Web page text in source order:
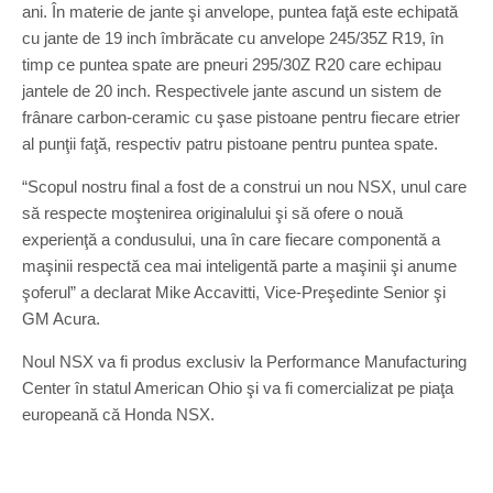
ani. În materie de jante şi anvelope, puntea faţă este echipată
cu jante de 19 inch îmbrăcate cu anvelope 245/35Z R19, în
timp ce puntea spate are pneuri 295/30Z R20 care echipau
jantele de 20 inch. Respectivele jante ascund un sistem de
frânare carbon-ceramic cu şase pistoane pentru fiecare etrier
al punţii faţă, respectiv patru pistoane pentru puntea spate.
“Scopul nostru final a fost de a construi un nou NSX, unul care
să respecte moştenirea originalului şi să ofere o nouă
experienţă a condusului, una în care fiecare componentă a
maşinii respectă cea mai inteligentă parte a maşinii şi anume
şoferul” a declarat Mike Accavitti, Vice-Preşedinte Senior şi
GM Acura.
Noul NSX va fi produs exclusiv la Performance Manufacturing
Center în statul American Ohio şi va fi comercializat pe piaţa
europeană că Honda NSX.